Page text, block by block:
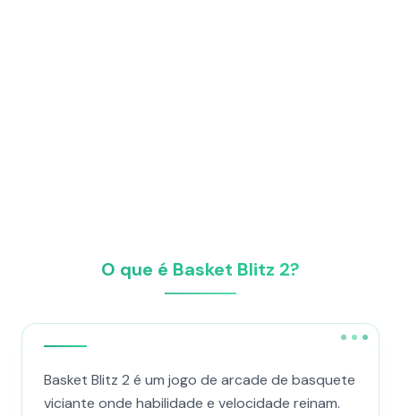
O que é Basket Blitz 2?
Basket Blitz 2 é um jogo de arcade de basquete
viciante onde habilidade e velocidade reinam.